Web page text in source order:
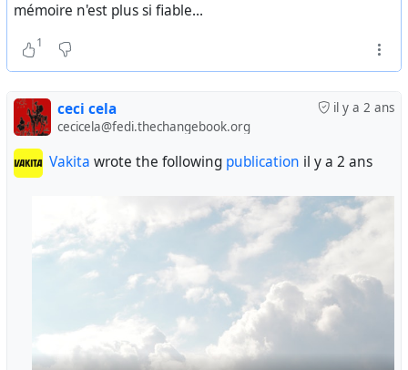
mémoire n'est plus si fiable...
1
il y a 2 ans
ceci cela
cecicela@fedi.thechangebook.org
Vakita wrote the following publication il y a 2 ans